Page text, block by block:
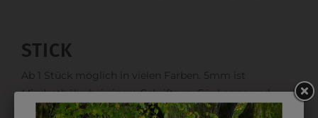
STICK
Ab 1 Stück möglich in vielen Farben. 5mm ist
Mindesthöhe bei einem Schriftzug. Für Logos und
Namen optimal. Waschbar bis zu 95°C.